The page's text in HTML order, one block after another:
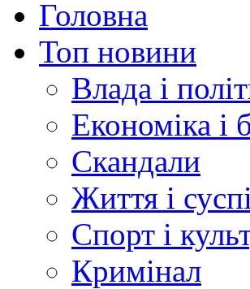
Головна
Топ новини
Влада і
Економіка і
Скандали
Життя і
Спорт і
Кримінал